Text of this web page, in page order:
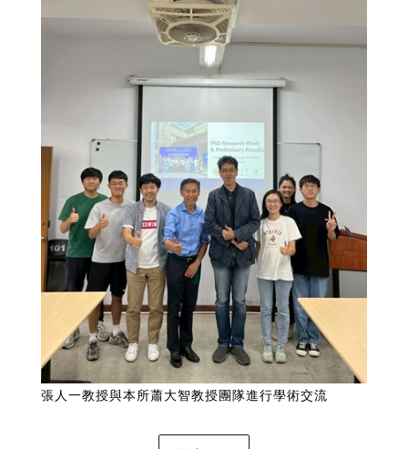
張人一教授與本所蕭大智教授團隊進行學術交流